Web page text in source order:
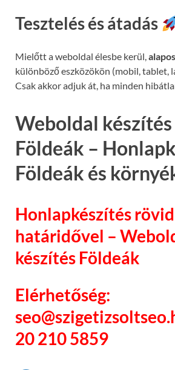
Tesztelés és átadás
Mielőtt a weboldal élesbe kerül,
különböző eszközökön (mobil, tablet,
Csak akkor adjuk át, ha minden
Weboldal készítés
Földeák –
Földeák és
Honlapkészítés rövid
határidővel –
készítés Földeák
Elérhetőség:
20 210 5859